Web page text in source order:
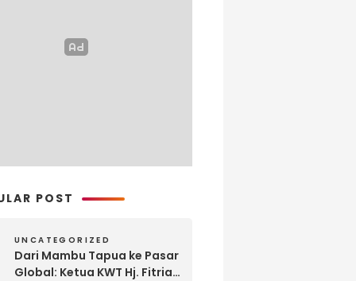
POST
UNCATEGORIZED
Dari Mambu Tapua ke Pasar
Global: Ketua KWT Hj. Fitria